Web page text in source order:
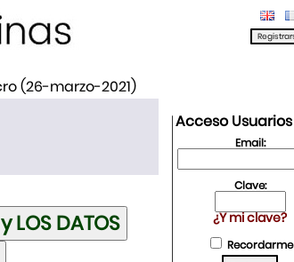
(26-marzo-2021)
Acceso Usuarios
Email:
Clave:
¿Y mi clave?
Recordarme